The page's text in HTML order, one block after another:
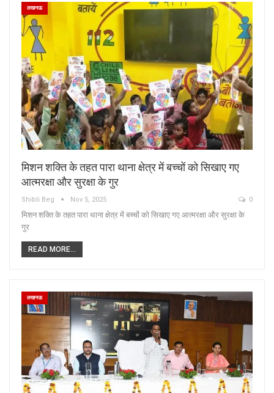
लखनऊ
मिशन शक्ति के तहत पारा थाना क्षेत्र में बच्चों को सिखाए गए
आत्मरक्षा और सुरक्षा के गुर
Shibli Beg Nov 5, 2025 0
मिशन शक्ति के तहत पारा थाना क्षेत्र में बच्चों को सिखाए गए आत्मरक्षा और सुरक्षा के
गुर
READ MORE...
लखनऊ